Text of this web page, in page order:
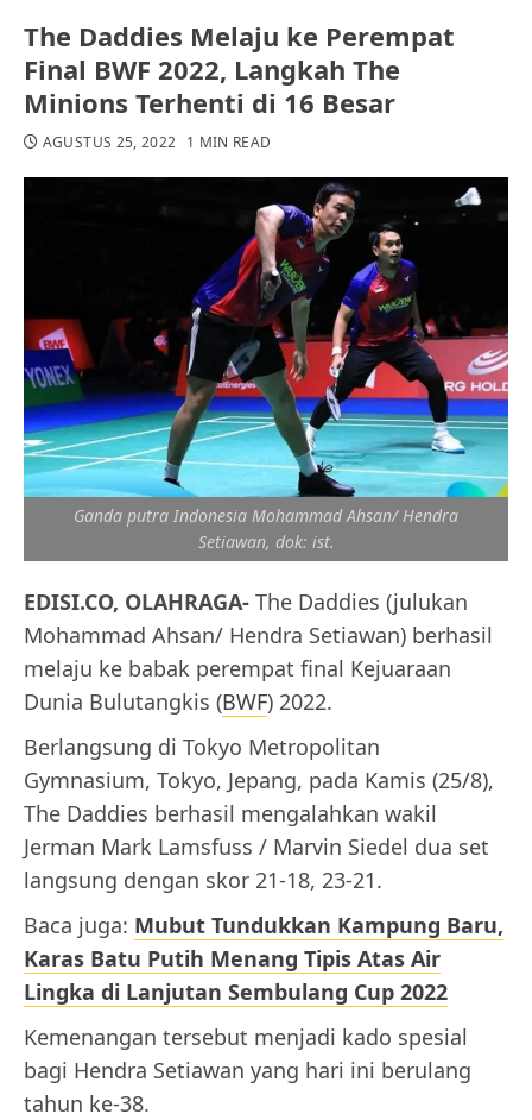
The Daddies Melaju ke Perempat
Final BWF 2022, Langkah The
Minions Terhenti di 16 Besar
AGUSTUS 25, 2022 1 MIN READ
Ganda putra Indonesia Mohammad Ahsan/ Hendra
Setiawan, dok: ist.
EDISI.CO, OLAHRAGA- The Daddies (julukan
Mohammad Ahsan/ Hendra Setiawan) berhasil
melaju ke babak perempat final Kejuaraan
Dunia Bulutangkis (BWF) 2022.
Berlangsung di Tokyo Metropolitan
Gymnasium, Tokyo, Jepang, pada Kamis (25/8),
The Daddies berhasil mengalahkan wakil
Jerman Mark Lamsfuss / Marvin Siedel dua set
langsung dengan skor 21-18, 23-21.
Baca juga: Mubut Tundukkan Kampung Baru,
Karas Batu Putih Menang Tipis Atas Air
Lingka di Lanjutan Sembulang Cup 2022
Kemenangan tersebut menjadi kado spesial
bagi Hendra Setiawan yang hari ini berulang
tahun ke-38.